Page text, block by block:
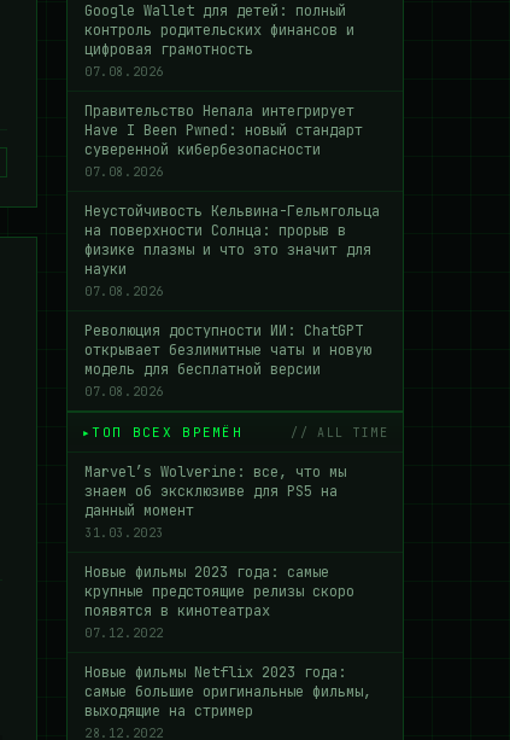
Google Wallet для детей: полный
контроль родительских финансов и
цифровая грамотность
07.08.2026
Правительство Непала интегрирует
Have I Been Pwned: новый стандарт
суверенной кибербезопасности
07.08.2026
Неустойчивость Кельвина-Гельмгольца
на поверхности Солнца: прорыв в
физике плазмы и что это значит для
науки
07.08.2026
Революция доступности ИИ: ChatGPT
открывает безлимитные чаты и новую
модель для бесплатной версии
07.08.2026
ТОП ВСЕХ ВРЕМЁН // ALL TIME
Marvel’s Wolverine: все, что мы
знаем об эксклюзиве для PS5 на
данный момент
31.03.2023
Новые фильмы 2023 года: самые
крупные предстоящие релизы скоро
появятся в кинотеатрах
07.12.2022
Новые фильмы Netflix 2023 года:
самые большие оригинальные фильмы,
выходящие на стример
28.12.2022